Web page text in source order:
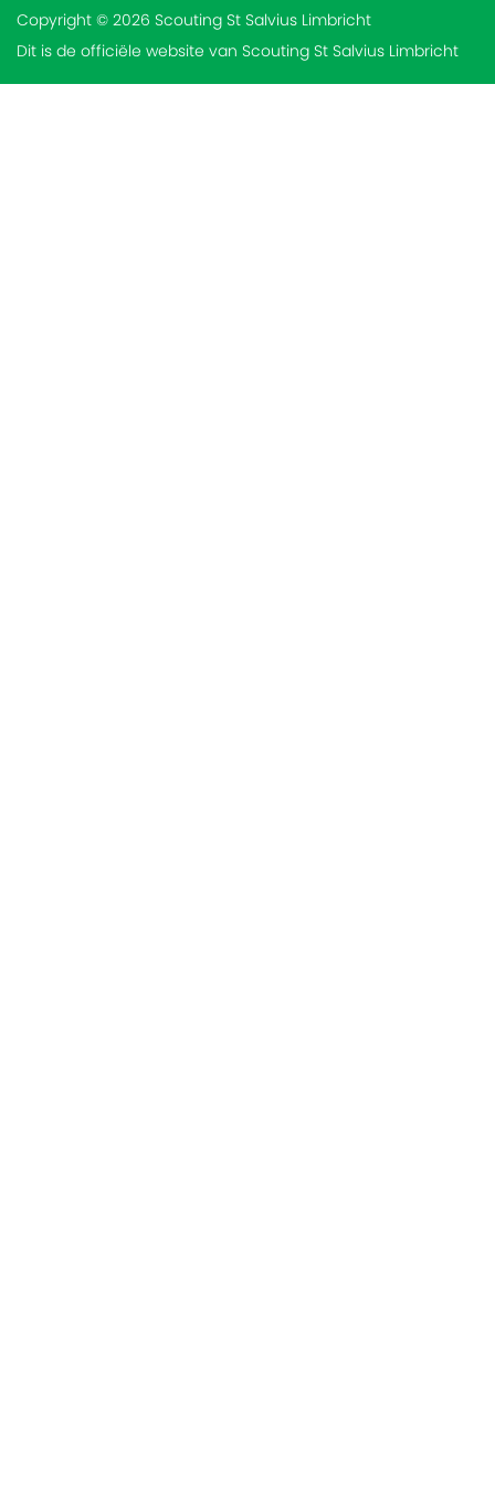
Copyright © 2026 Scouting St Salvius Limbricht
Dit is de officiële website van Scouting St Salvius Limbricht